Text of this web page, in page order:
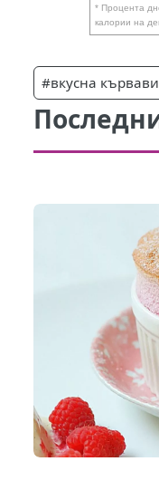
* Процента
калории на
#вкусна